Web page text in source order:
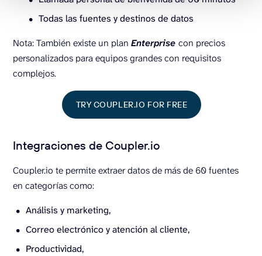
Todas las fuentes y destinos de datos
Nota: También existe un plan Enterprise con precios
personalizados para equipos grandes con requisitos
complejos.
TRY COUPLER.IO FOR FREE
Integraciones de Coupler.io
Coupler.io te permite extraer datos de más de 60 fuentes
en categorías como:
Análisis y marketing,
Correo electrónico y atención al cliente,
Productividad,